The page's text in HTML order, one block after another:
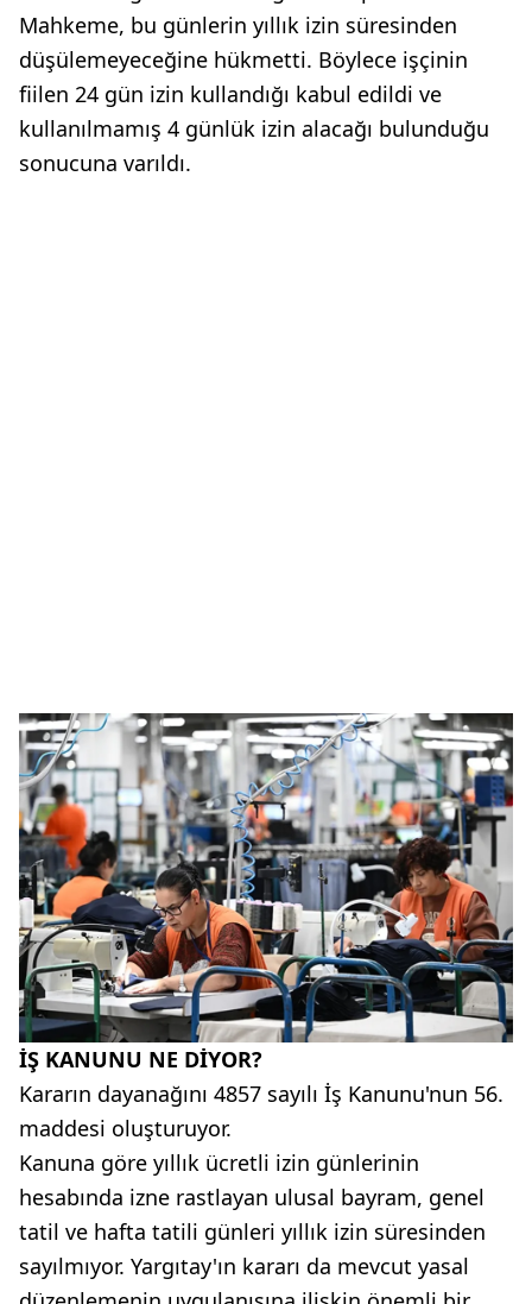
Mahkeme, bu günlerin yıllık izin süresinden
düşülemeyeceğine hükmetti. Böylece işçinin
fiilen 24 gün izin kullandığı kabul edildi ve
kullanılmamış 4 günlük izin alacağı bulunduğu
sonucuna varıldı.
İŞ KANUNU NE DİYOR?
Kararın dayanağını 4857 sayılı İş Kanunu'nun 56.
maddesi oluşturuyor.
Kanuna göre yıllık ücretli izin günlerinin
hesabında izne rastlayan ulusal bayram, genel
tatil ve hafta tatili günleri yıllık izin süresinden
sayılmıyor. Yargıtay'ın kararı da mevcut yasal